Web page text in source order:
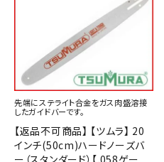
先端にステライト合金をガス肉盛溶接
したガイドバーです。
【返品不可商品】 【ツムラ】 20
インチ(50cm)ハードノーズバ